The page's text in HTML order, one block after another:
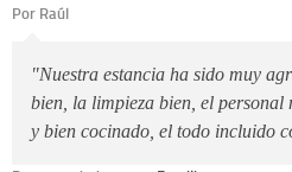
Por Raúl
"Nuestra estancia ha sido muy
bien, la limpieza bien, el
y bien cocinado, el todo incluido